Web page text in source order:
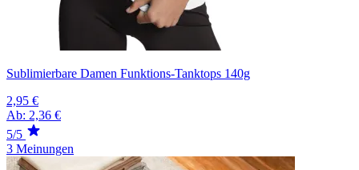
Sublimierbare Damen Funktions-Tanktops 140g
2,95 €
Ab: 2,36 €
5/5
3 Meinungen